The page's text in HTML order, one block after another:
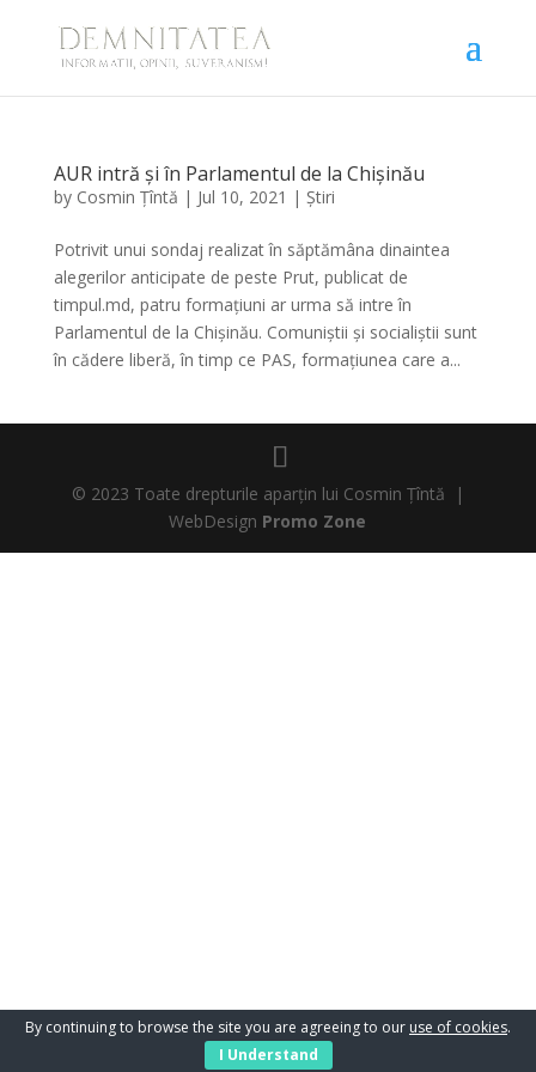
AUR intră și în Parlamentul de la Chișinău
by Cosmin Țîntă | Jul 10, 2021 | Știri
Potrivit unui sondaj realizat în săptămâna dinaintea
alegerilor anticipate de peste Prut, publicat de
timpul.md, patru formațiuni ar urma să intre în
Parlamentul de la Chișinău. Comuniștii și socialiștii sunt
în cădere liberă, în timp ce PAS, formațiunea care a...
© 2023 Toate drepturile aparțin lui Cosmin Țîntă |
WebDesign Promo Zone
By continuing to browse the site you are agreeing to our use of cookies.
I Understand